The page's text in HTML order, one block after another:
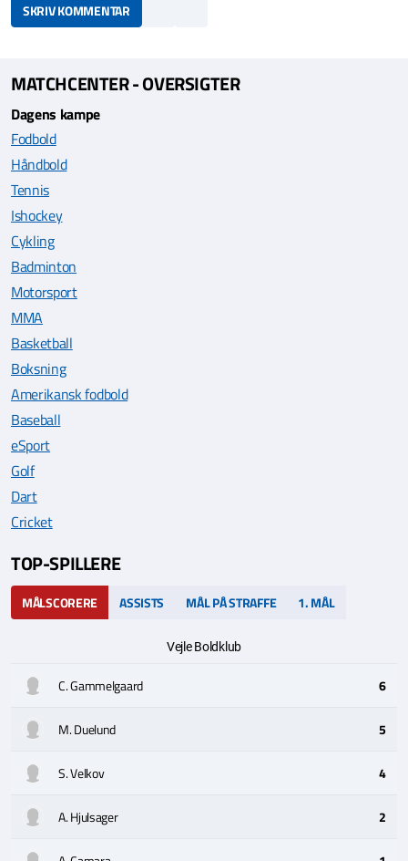
SKRIV KOMMENTAR
MATCHCENTER - OVERSIGTER
Dagens kampe
Fodbold
Håndbold
Tennis
Ishockey
Cykling
Badminton
Motorsport
MMA
Basketball
Boksning
Amerikansk fodbold
Baseball
eSport
Golf
Dart
Cricket
TOP-SPILLERE
MÅLSCORERE ASSISTS MÅL PÅ STRAFFE 1. MÅL
Vejle Boldklub
C. Gammelgaard 6
M. Duelund 5
S. Velkov 4
A. Hjulsager 2